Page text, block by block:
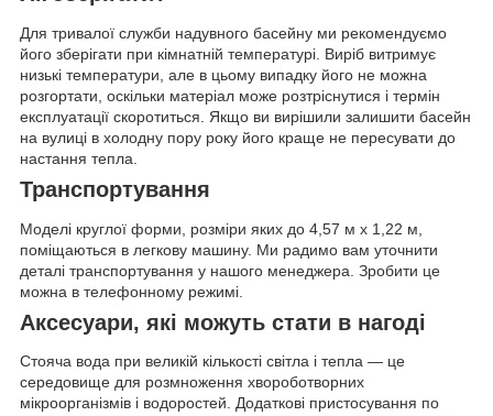
Для тривалої служби надувного басейну ми рекомендуємо
його зберігати при кімнатній температурі. Виріб витримує
низькі температури, але в цьому випадку його не можна
розгортати, оскільки матеріал може розтріснутися і термін
експлуатації скоротиться. Якщо ви вирішили залишити басейн
на вулиці в холодну пору року його краще не пересувати до
настання тепла.
Транспортування
Моделі круглої форми, розміри яких до 4,57 м x 1,22 м,
поміщаються в легкову машину. Ми радимо вам уточнити
деталі транспортування у нашого менеджера. Зробити це
можна в телефонному режимі.
Аксесуари, які можуть стати в нагоді
Стояча вода при великій кількості світла і тепла — це
середовище для розмноження хвороботворних
мікроорганізмів і водоростей. Додаткові пристосування по